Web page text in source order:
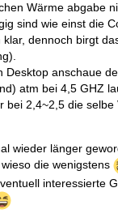
Wärme abgabe
sind wie einst die
dennoch birgt
Desktop anschaue
atm bei 4,5 GHZ
bei 2,4~2,5 die selbe
wieder länger
die wenigstens
interessierte